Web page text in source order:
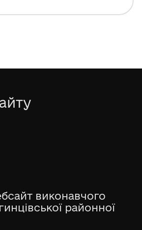
виконавчого
районної